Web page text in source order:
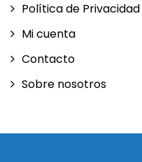
Política de Privacidad
Mi cuenta
Contacto
Sobre nosotros